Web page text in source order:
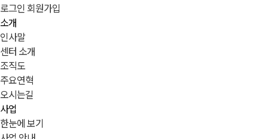
로그인 회원가입
소개
인사말
센터 소개
조직도
주요연혁
오시는길
사업
한눈에 보기